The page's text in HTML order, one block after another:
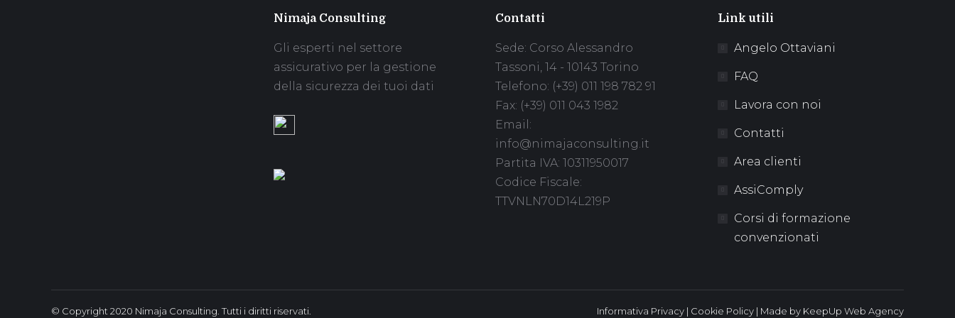
Nimaja Consulting
Gli esperti nel settore
assicurativo per la gestione
della sicurezza dei tuoi dati
Contatti
Sede: Corso Alessandro
Tassoni, 14 - 10143 Torino
Telefono: (+39) 011 198 782 91
Fax: (+39) 011 043 1982
Email:
info@nimajaconsulting.it
Partita IVA: 10311950017
Codice Fiscale:
TTVNLN70D14L219P
Link utili
Angelo Ottaviani
FAQ
Lavora con noi
Contatti
Area clienti
AssiComply
Corsi di formazione
convenzionati
© Copyright 2020 Nimaja Consulting. Tutti i diritti riservati. Informativa Privacy | Cookie Policy | Made by KeepUp Web Agency